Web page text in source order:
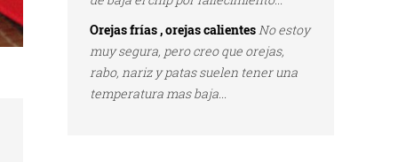
Orejas frías , orejas calientesNo estoy
muy segura, pero creo que orejas,
rabo, nariz y patas suelen tener una
temperatura mas baja...